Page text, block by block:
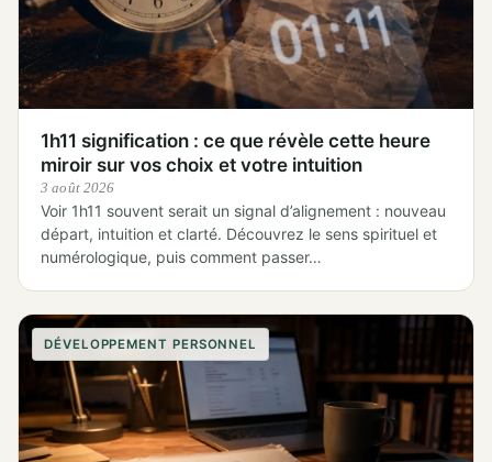
1h11 signification : ce que révèle cette heure
miroir sur vos choix et votre intuition
3 août 2026
Voir 1h11 souvent serait un signal d’alignement : nouveau
départ, intuition et clarté. Découvrez le sens spirituel et
numérologique, puis comment passer…
DÉVELOPPEMENT PERSONNEL